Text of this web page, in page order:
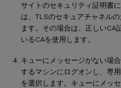
サイトのセキュリティ証明書
は、TLSのセキュアチャネル
ます。その場合は、正しいCA
いるCAを使用します。
キューにメッセージがない場
するマシンにログオンし、専
を選択します。キューにメッ